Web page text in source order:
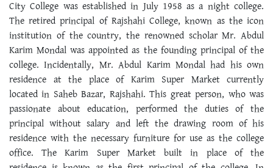
City College was established in July 1958 as a night college.
The retired principal of Rajshahi College, known as the icon
institution of the country, the renowned scholar Mr. Abdul
Karim Mondal was appointed as the founding principal of the
college. Incidentally, Mr. Abdul Karim Mondal had his own
residence at the place of Karim Super Market currently
located in Saheb Bazar, Rajshahi. This great person, who was
passionate about education, performed the duties of the
principal without salary and left the drawing room of his
residence with the necessary furniture for use as the college
office. The Karim Super Market built in place of the